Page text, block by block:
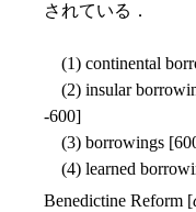
されている．
(1) continental
(2) insular
-600]
(3) borrowings
(4) learned
Benedictine Reform [